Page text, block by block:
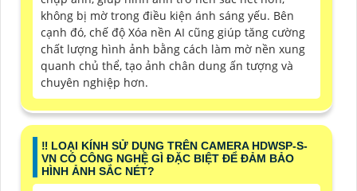
không bị mờ trong điều kiện ánh sáng yếu. Bên
cạnh đó, chế độ Xóa nền AI cũng giúp tăng cường
chất lượng hình ảnh bằng cách làm mờ nền xung
quanh chủ thể, tạo ảnh chân dung ấn tượng và
chuyên nghiệp hơn.
‼️ LOẠI KÍNH SỬ DỤNG TRÊN CAMERA HDWSP-S-
VN CÓ CÔNG NGHỆ GÌ ĐẶC BIỆT ĐỂ ĐẢM BẢO
HÌNH ẢNH SẮC NÉT?